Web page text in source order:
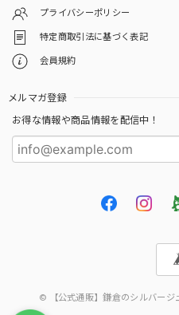
プライバシーポリシー
特定商取引法に基づく表記
会員規約
メルマガ登録
お得な情報や商品情報を配信中！
© 【公式通販】鎌倉のシルバージ